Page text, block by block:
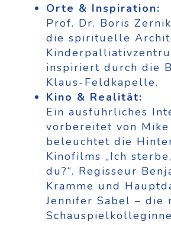
Orte & Inspiration:
Prof. Dr. Boris
die spirituelle
inspiriert durch die
Klaus-Feldkapelle.
Kino & Realität:
Ein ausführliches
vorbereitet von Mike
beleuchtet die
Kinofilms „Ich
du?“. Regisseur
Kramme und
Jennifer Sabel – die